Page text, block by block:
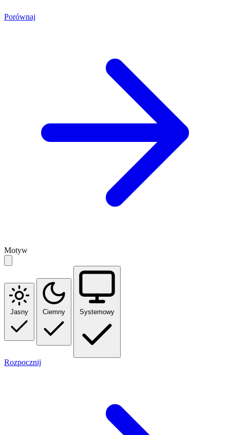
Porównaj
Motyw
Jasny Ciemny Systemowy
Rozpocznij